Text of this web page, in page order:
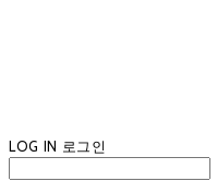
LOG IN 로그인